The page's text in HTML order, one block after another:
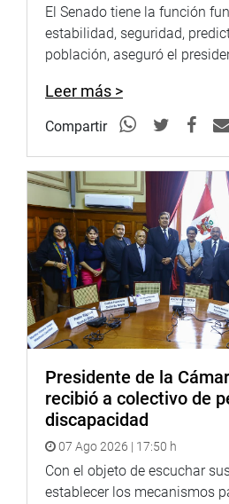
Portal:http://
Facebook:https://goo.gl/s5t7XN
Twitter:https://goo.gl/iMywRR
Radio: goo.gl/hMwTg1
fotografia.congreso.gob.pe
El Senado tiene la función
estabilidad, seguridad,
población, aseguró el
Leer más >
Compartir
Presidente de la
recibió a colectivo de
discapacidad
07 Ago 2026 | 17:50 h
Con el objeto de escuchar
establecer los mecanismos